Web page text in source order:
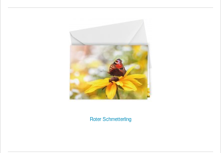
Roter Schmetterling